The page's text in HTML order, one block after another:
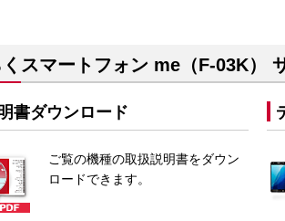
くスマートフォン me（F-03K）
書ダウンロード
ご覧の機種の取扱説明書をダウン
ロードできます。